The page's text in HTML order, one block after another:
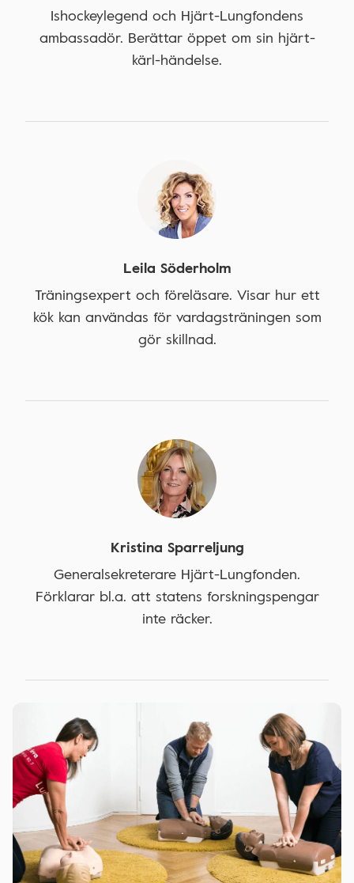
Ishockeylegend och Hjärt-Lungfondens
ambassadör. Berättar öppet om sin hjärt-
kärl-händelse.
Leila Söderholm
Träningsexpert och föreläsare. Visar hur ett
kök kan användas för vardagsträningen som
gör skillnad.
Kristina Sparreljung
Generalsekreterare Hjärt-Lungfonden.
Förklarar bl.a. att statens forskningspengar
inte räcker.